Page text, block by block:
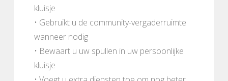
kluisje
• Gebruikt u de community-vergaderruimte
wanneer nodig
• Bewaart u uw spullen in uw persoonlijke
kluisje